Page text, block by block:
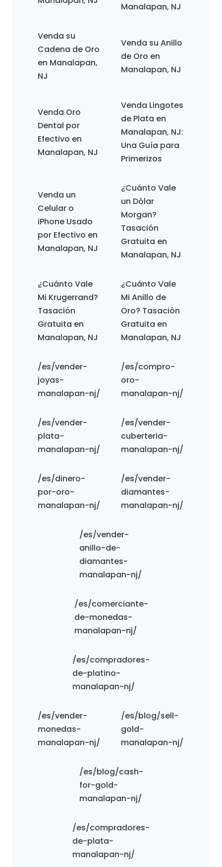
Manalapan, NJ
Venda su
Cadena de Oro
en Manalapan,
NJ
Venda su Anillo
de Oro en
Manalapan, NJ
Venda Oro
Dental por
Efectivo en
Manalapan, NJ
Venda Lingotes
de Plata en
Manalapan, NJ:
Una Guía para
Primerizos
Venda un
Celular o
iPhone Usado
por Efectivo en
Manalapan, NJ
¿Cuánto Vale
un Dólar
Morgan?
Tasación
Gratuita en
Manalapan, NJ
¿Cuánto Vale
Mi Krugerrand?
Tasación
Gratuita en
Manalapan, NJ
¿Cuánto Vale
Mi Anillo de
Oro? Tasación
Gratuita en
Manalapan, NJ
/es/vender-
joyas-
manalapan-nj/
/es/compro-
oro-
manalapan-nj/
/es/vender-
plata-
manalapan-nj/
/es/vender-
cuberteria-
manalapan-nj/
/es/dinero-
por-oro-
manalapan-nj/
/es/vender-
diamantes-
manalapan-nj/
/es/vender-
anillo-de-
diamantes-
manalapan-nj/
/es/comerciante-
de-monedas-
manalapan-nj/
/es/compradores-
de-platino-
manalapan-nj/
/es/vender-
monedas-
manalapan-nj/
/es/blog/sell-
gold-
manalapan-nj/
/es/blog/cash-
for-gold-
manalapan-nj/
/es/compradores-
de-plata-
manalapan-nj/